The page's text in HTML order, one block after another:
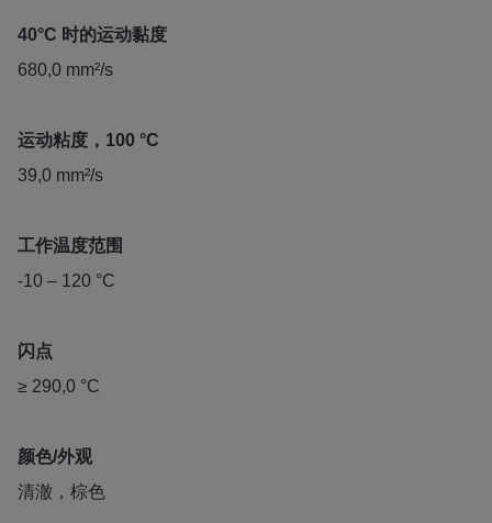
40°C 时的运动黏度
680,0 mm²/s
运动粘度，100 °C
39,0 mm²/s
工作温度范围
-10 – 120 °C
闪点
≥ 290,0 °C
颜色/外观
清澈，棕色